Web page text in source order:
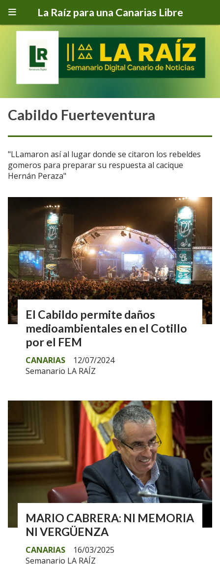
La Raíz para una Canarias Libre
Cabildo Fuerteventura
"LLamaron así al lugar donde se citaron los rebeldes
gomeros para preparar su respuesta al cacique
Hernán Peraza"
El Cabildo permite daños
medioambientales en el Cotillo
por el FEM
Semanario LA RAÍZ
CANARIAS 12/07/2024
MARIO CABRERA: NI MEMORIA
NI VERGÜENZA
Semanario LA RAÍZ
CANARIAS 16/03/2025